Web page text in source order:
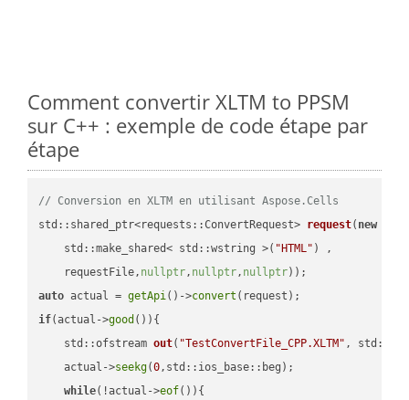
Comment convertir XLTM to PPSM
sur C++ : exemple de code étape par
étape
// Conversion en XLTM en utilisant Aspose.Cells
std::shared_ptr<requests::ConvertRequest> request( new
    std::make_shared< std::wstring >(
"HTML" ) ,
    requestFile,
nullptr, nullptr, nullptr))
auto actual = getApi()->convert
if(actual->good ()){
std::ofstream out( "TestConvertFile_CPP.XLTM" ,
    actual->
seekg(0,std::ios_base::beg);
while(!actual->eof()){